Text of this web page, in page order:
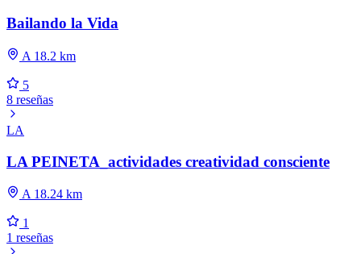
Bailando la Vida
A 18.2 km
5
8 reseñas
LA
LA PEINETA_actividades creatividad consciente
A 18.24 km
1
1 reseñas